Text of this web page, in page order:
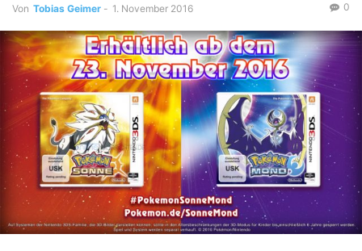
Von Tobias Geimer - 1. November 2016 0